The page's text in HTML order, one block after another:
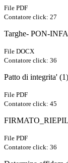
File PDF
Contatore click: 27
Targhe- PON-
File DOCX
Contatore click: 36
Patto di integrita'
File PDF
Contatore click: 45
File PDF
Contatore click: 36